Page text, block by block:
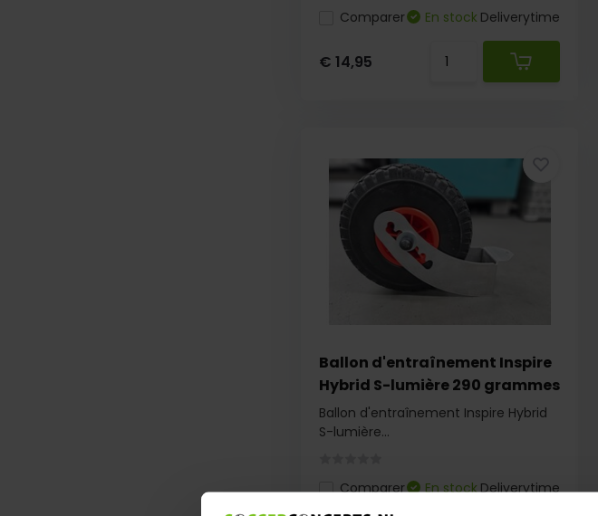
Comparer En stock Deliverytime
€ 14,95
Ballon d'entraînement Inspire
Hybrid S-lumière 290 grammes
Ballon d'entraînement Inspire Hybrid
S-lumière...
Comparer En stockDeliverytime